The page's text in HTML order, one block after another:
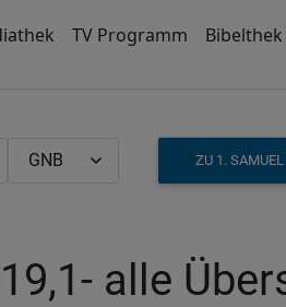
TV Programm
ZU 1.
- alle